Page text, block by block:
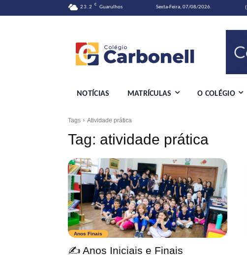
23.2 C Guarulhos Sexta-Feira, 07/08/2026.
NOTÍCIAS MATRÍCULAS O COLÉGIO
Tags Atividade prática
Tag: atividade prática
Anos Finais
✍ Anos Iniciais e Finais